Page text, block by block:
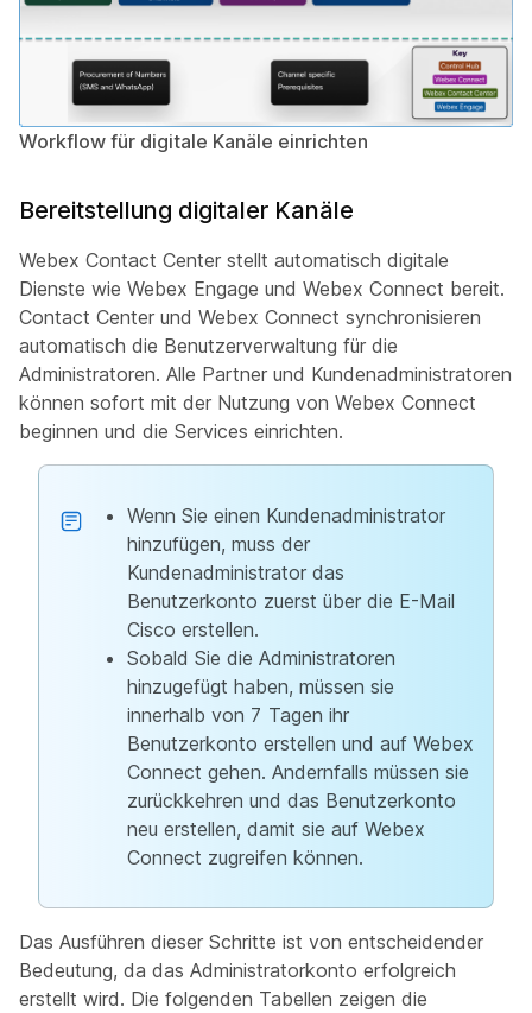
Workflow für digitale Kanäle einrichten
Bereitstellung digitaler Kanäle
Webex Contact Center stellt automatisch digitale
Dienste wie Webex Engage und Webex Connect bereit.
Contact Center und Webex Connect synchronisieren
automatisch die Benutzerverwaltung für die
Administratoren. Alle Partner und Kundenadministratoren
können sofort mit der Nutzung von Webex Connect
beginnen und die Services einrichten.
Wenn Sie einen Kundenadministrator
hinzufügen, muss der
Kundenadministrator das
Benutzerkonto zuerst über die E-Mail
Cisco erstellen.
Sobald Sie die Administratoren
hinzugefügt haben, müssen sie
innerhalb von 7 Tagen ihr
Benutzerkonto erstellen und auf Webex
Connect gehen. Andernfalls müssen sie
zurückkehren und das Benutzerkonto
neu erstellen, damit sie auf Webex
Connect zugreifen können.
Das Ausführen dieser Schritte ist von entscheidender
Bedeutung, da das Administratorkonto erfolgreich
erstellt wird. Die folgenden Tabellen zeigen die